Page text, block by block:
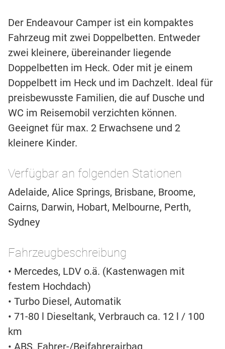
Der Endeavour Camper ist ein kompaktes
Fahrzeug mit zwei Doppelbetten. Entweder
zwei kleinere, übereinander liegende
Doppelbetten im Heck. Oder mit je einem
Doppelbett im Heck und im Dachzelt. Ideal für
preisbewusste Familien, die auf Dusche und
WC im Reisemobil verzichten können.
Geeignet für max. 2 Erwachsene und 2
kleinere Kinder.
Verfügbar an folgenden Stationen
Adelaide, Alice Springs, Brisbane, Broome,
Cairns, Darwin, Hobart, Melbourne, Perth,
Sydney
Fahrzeugbeschreibung
• Mercedes, LDV o.ä. (Kastenwagen mit
festem Hochdach)
• Turbo Diesel, Automatik
• 71-80 l Dieseltank, Verbrauch ca. 12 l / 100
km
• ABS, Fahrer-/Beifahrerairbag